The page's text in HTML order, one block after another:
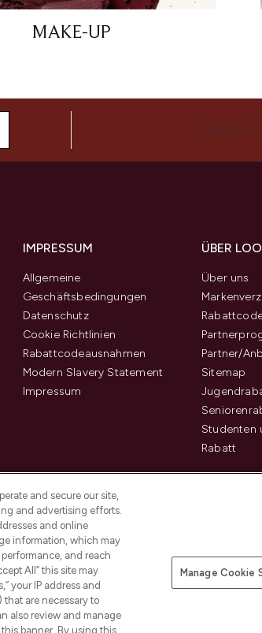
MAKE-UP
FOLGE
IMPRESSUM
Allgemeine
Geschäftsbedingungen
Datenschutz
Cookie Richtlinien
Rabattcodeausnahmen
Modern Slavery Statement
Impressum
ÜBER
Über uns
Partner/
Sitemap
Studenten
Rabatt
Pay Securely With
and secure our site,
and advertising efforts.
and online
information, which may
and reach
All” this site may
your IP address and
are necessary to
also review and manage
banner. By using this
Manage Cookie